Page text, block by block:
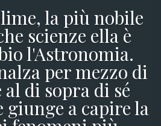
la più nobile
scienze ella è
l'Astronomia.
per mezzo di
al di sopra di sé
giunge a capire la